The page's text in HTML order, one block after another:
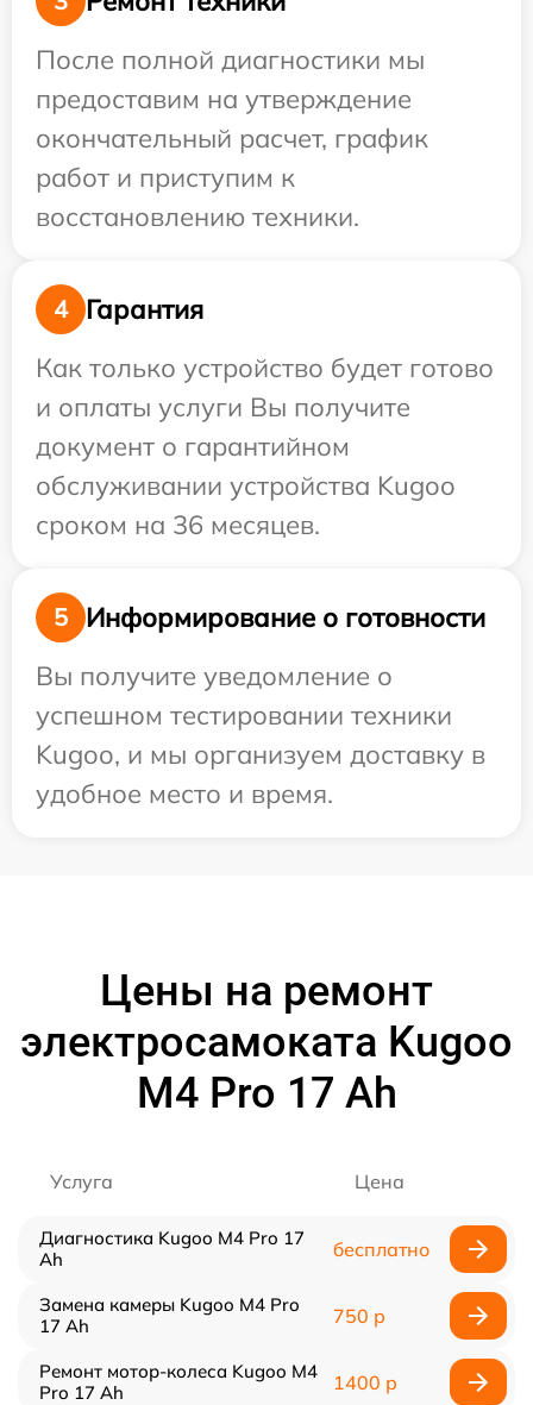
После полной диагностики мы
предоставим на утверждение
окончательный расчет, график
работ и приступим к
восстановлению техники.
4
Гарантия
Как только устройство будет готово
и оплаты услуги Вы получите
документ о гарантийном
обслуживании устройства Kugoo
сроком на 36 месяцев.
5
Информирование о готовности
Вы получите уведомление о
успешном тестировании техники
Kugoo, и мы организуем доставку в
удобное место и время.
Цены на ремонт
электросамоката Kugoo
M4 Pro 17 Ah
Услуга Цена
Диагностика Kugoo M4 Pro 17
Ah
бесплатно
Замена камеры Kugoo M4 Pro
17 Ah
750 р
Ремонт мотор-колеса Kugoo M4
Pro 17 Ah
1400 р